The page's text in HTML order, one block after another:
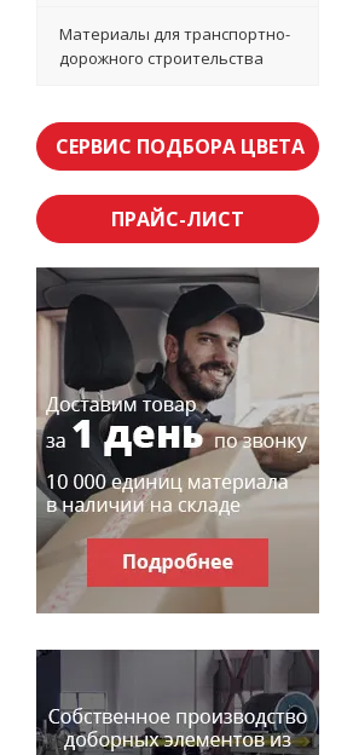
Материалы для транспортно-
дорожного строительства
СЕРВИС ПОДБОРА ЦВЕТА
ПРАЙС-ЛИСТ